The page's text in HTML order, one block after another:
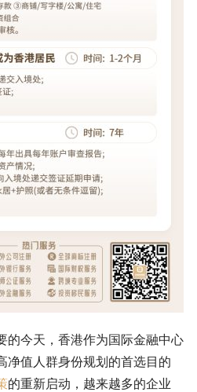
的今天，香港作为国际金融中心
净值人群身份规划的首选目的
的重新启动，越来越多的企业